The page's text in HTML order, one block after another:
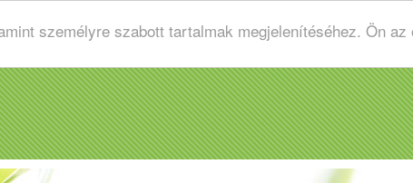
személyre szabott tartalmak megjelenítéséhez. Ön az